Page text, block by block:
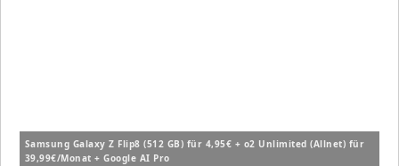
Samsung Galaxy Z Flip8 (512 GB) für 4,95€ + o2 Unlimited (Allnet) für
39,99€/Monat + Google AI Pro